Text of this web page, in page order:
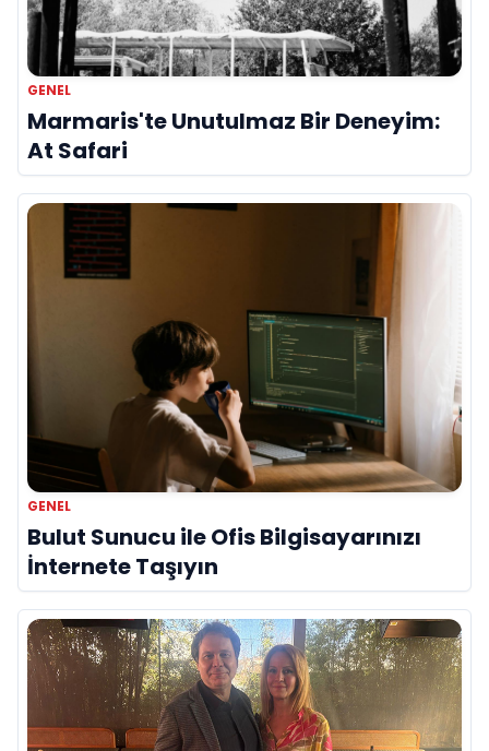
GENEL
Marmaris'te Unutulmaz Bir Deneyim:
At Safari
GENEL
Bulut Sunucu ile Ofis Bilgisayarınızı
İnternete Taşıyın